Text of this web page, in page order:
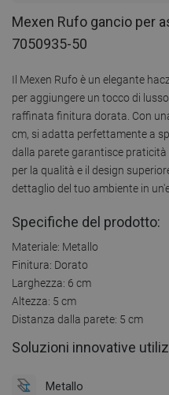
Mexen Rufo gancio per
7050935-50
Il Mexen Rufo è un elegante
per aggiungere un tocco di
raffinata finitura dorata. Con
cm, si adatta perfettamente a
dalla parete garantisce
per la qualità e il design
dettaglio del tuo ambiente in
Specifiche del prodotto:
Materiale: Metallo
Finitura: Dorato
Larghezza: 6 cm
Altezza: 5 cm
Distanza dalla parete: 5 cm
Soluzioni innovative
Metallo